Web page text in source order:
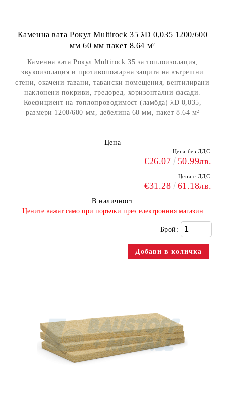
Каменна вата Рокул Multirock 35 λD 0,035 1200/600
мм 60 мм пакет 8.64 м²
Каменна вата Рокул Multirock 35 за топлоизолация,
звукоизолация и противопожарна защита на вътрешни
стени, окачени тавани, тавански помещения, вентилирани
наклонени покриви, гредоред, хоризонтални фасади.
Коефициент на топлопроводимост (ламбда) λD 0,035,
размери 1200/600 мм, дебелина 60 мм, пакет 8.64 м²
Цена
Цена без ДДС:
€26.07 50.99лв.
Цена с ДДС:
€31.28 61.18лв.
В наличност
​Цените важат само при поръчки през електронния магазин
Брой: